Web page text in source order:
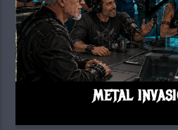
METAL